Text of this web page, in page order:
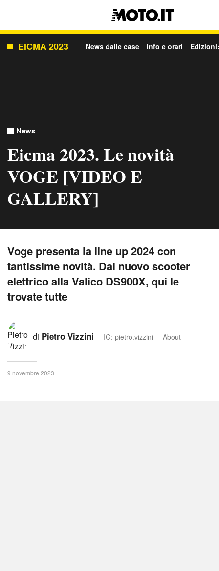
EICMA 2023 News dalle case Info e orari Edizioni:
News
Eicma 2023. Le novità
VOGE [VIDEO E
GALLERY]
Voge presenta la line up 2024 con
tantissime novità. Dal nuovo scooter
elettrico alla Valico DS900X, qui le
trovate tutte
di Pietro Vizzini IG: pietro.vizzini About
9 novembre 2023